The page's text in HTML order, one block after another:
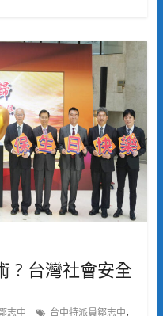
? 台灣社會安全
志中 台中特派員鄒志中,